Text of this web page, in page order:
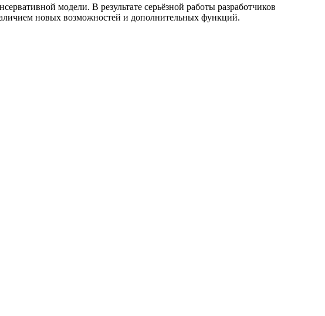
модели. В результате серьёзной работы разработчиков
новых возможностей и дополнительных функций.